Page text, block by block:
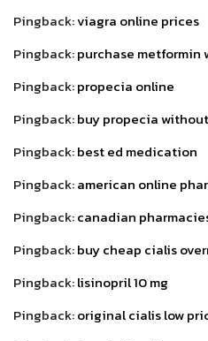
Pingback:viagra online prices
Pingback:purchase
Pingback:propecia online
Pingback:buy propecia
Pingback:best ed medication
Pingback:american online
Pingback:canadian
Pingback:buy cheap cialis
Pingback:lisinopril 10 mg
Pingback:original cialis low